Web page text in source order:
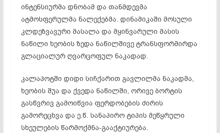
ინტენსიურმა დნობამ და თანმდევმა
ატმოსფერულმა ნალექებმა. დინამიკაში მოსული
კლდეზვავური მასალა და მყინვარული მასის
ნაწილი ხეობის ზედა ნაწილშივე ტრანსფორმირდა
გლაციალურ ღვარცოფულ ნაკადად.
კალაპოტში დიდი სიჩქარით გავლილმა ნაკადმა,
ხეობის შუა და ქვედა ნაწილში, ორივე ბორტის
გასწვრივ გამოიწვია ფერდობების ძირის
გამორეცხვა და ე.წ. სანაპირო ტიპის მეწყრული
სხეულების წარმოქმნა-გააქტიურება.